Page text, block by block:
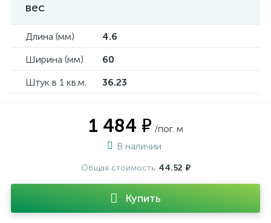
вес
Длина (мм)
4.6
Ширина (мм)
60
Штук в 1 кв.м.
36.23
1 484 ₽ /пог. м
В наличии
Общая стоимость 44.52 ₽
Купить